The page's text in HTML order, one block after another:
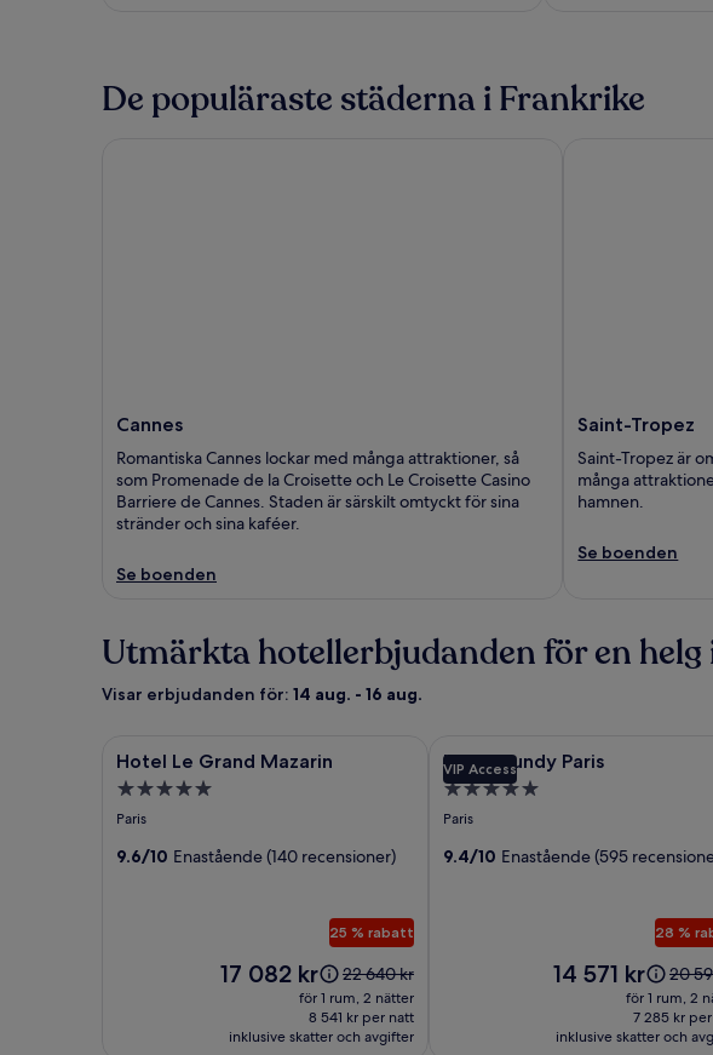
De populäraste städerna i Frankrike
Cannes
Romantiska Cannes lockar med många attraktioner, så
som Promenade de la Croisette och Le Croisette Casino
Barriere de Cannes. Staden är särskilt omtyckt för sina
stränder och sina kaféer.
Se boenden
Saint-Tropez
Saint-Tropez är
många
hamnen.
Se boenden
Utmärkta hotellerbjudanden för en helg
Visar erbjudanden för: 14 aug. - 16 aug.
Fotogalleri
för
Hotel
Le
Grand
Hotel Le Grand Mazarin
5.0-
stjärnigt
Paris
9.6/10 Enastående (140 recensioner)
25 % rabatt
Priset
17 082 kr
Priset
var
22 640 kr,
se
22 640 kr
för 1 rum, 2 nätter
8 541 kr per natt
inklusive skatter och avgifter
Fotogalleri
för
Le
Burgundy
Paris
VIP Access
Le Burgundy Paris
5.0-
stjärnigt
Paris
9.4/10 Enastående (595
28 %
Priset
14 571 kr
Priset
var
20
se
20
för 1 rum, 2
7 285 kr
inklusive skatter och